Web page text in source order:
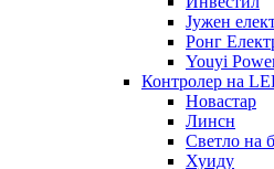
Јужен
Ронг
Youyi
Контролер на
Новастар
Линсн
Светло на
Хуиду